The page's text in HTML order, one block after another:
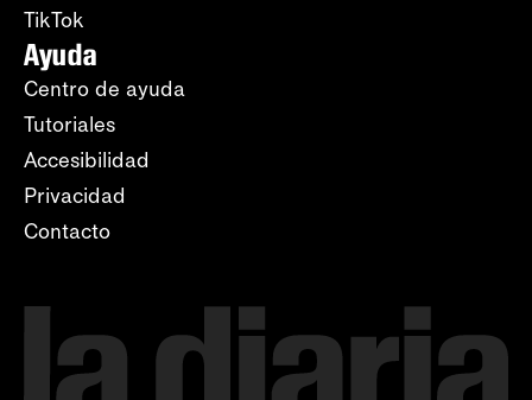
TikTok
Ayuda
Centro de ayuda
Tutoriales
Accesibilidad
Privacidad
Contacto